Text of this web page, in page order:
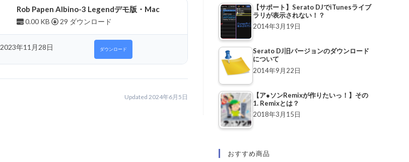
Rob Papen Albino-3 Legendデモ版・Mac
0.00 KB 29 ダウンロード
2023年11月28日 ダウンロード
Updated 2024年6月5日
【サポート】Serato DJでiTunesライブ
ラリが表示されない！？
2014年3月19日
Serato DJ旧バージョンのダウンロード
について
2014年9月22日
【ア●ソンRemixが作りたいっ！】その
1. Remixとは？
2018年3月15日
おすすめ商品